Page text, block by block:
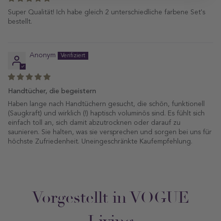
Super Qualität! Ich habe gleich 2 unterschiedliche farbene Set's
bestellt.
Anonym
Handtücher, die begeistern
Haben lange nach Handtüchern gesucht, die schön, funktionell
(Saugkraft) und wirklich (!) haptisch voluminös sind. Es fühlt sich
einfach toll an, sich damit abzutrocknen oder darauf zu
saunieren. Sie halten, was sie versprechen und sorgen bei uns für
höchste Zufriedenheit. Uneingeschränkte Kaufempfehlung.
Vorgestellt in VOGUE